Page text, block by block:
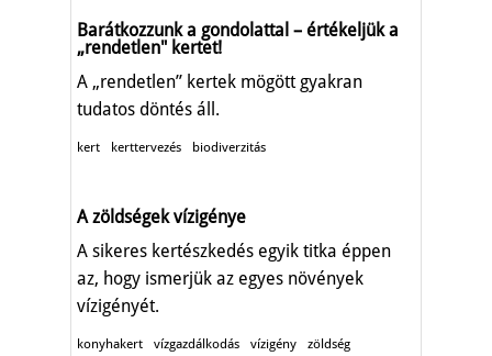
Barátkozzunk a gondolattal – értékeljük a
„rendetlen" kertet!
A „rendetlen” kertek mögött gyakran
tudatos döntés áll.
kert kerttervezés biodiverzitás
A zöldségek vízigénye
A sikeres kertészkedés egyik titka éppen
az, hogy ismerjük az egyes növények
vízigényét.
konyhakert vízgazdálkodás vízigény zöldség